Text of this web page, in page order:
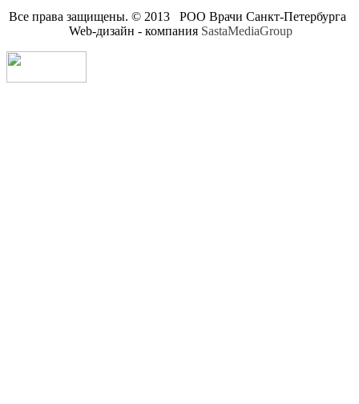
Все права защищены. © 2013 РОО Врачи Санкт-Петербурга
Web-дизайн - компания SastaMediaGroup